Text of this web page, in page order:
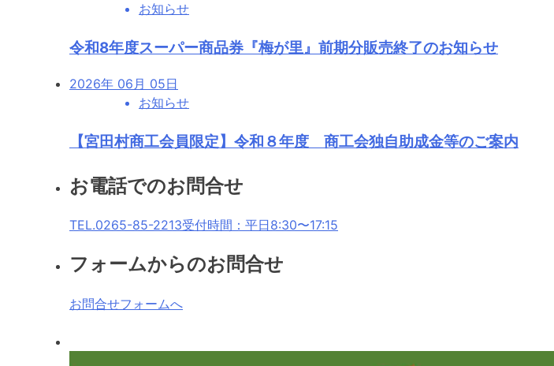
お知らせ
令和8年度スーパー商品券『梅が里』前期分販売終了のお知らせ
2026年 06月 05日
お知らせ
【宮田村商工会員限定】令和８年度 商工会独自助成金等のご案内
お電話でのお問合せ
TEL.0265-85-2213受付時間：平日8:30〜17:15
フォームからのお問合せ
お問合せフォームへ